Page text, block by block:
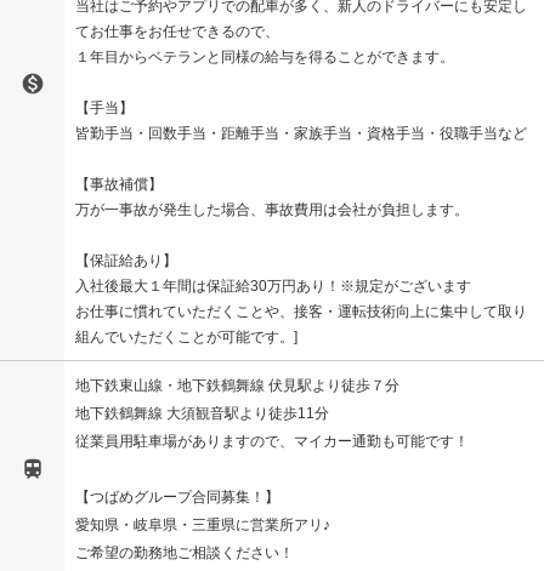

当社はご予約やアプリでの配車が多く、新人のドライバーにも安定し
てお仕事をお任せできるので、
１年目からベテランと同様の給与を得ることができます。
【手当】
皆勤手当・回数手当・距離手当・家族手当・資格手当・役職手当など
【事故補償】
万が一事故が発生した場合、事故費用は会社が負担します。
【保証給あり】
入社後最大１年間は保証給30万円あり！※規定がございます
お仕事に慣れていただくことや、接客・運転技術向上に集中して取り
組んでいただくことが可能です。

地下鉄東山線・地下鉄鶴舞線 伏見駅より徒歩７分
地下鉄鶴舞線 大須観音駅より徒歩11分
従業員用駐車場がありますので、マイカー通勤も可能です！
【つばめグループ合同募集！】
愛知県・岐阜県・三重県に営業所アリ♪
ご希望の勤務地ご相談ください！